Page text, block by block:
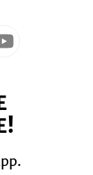
Folge
YouTube